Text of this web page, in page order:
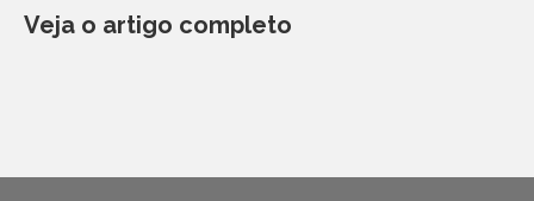
Veja o artigo completo